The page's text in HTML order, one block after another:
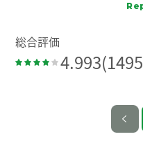
総合評価
4.993